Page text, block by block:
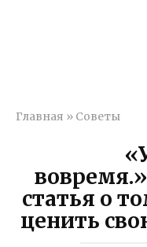
Главная » Советы
статья о
ценить